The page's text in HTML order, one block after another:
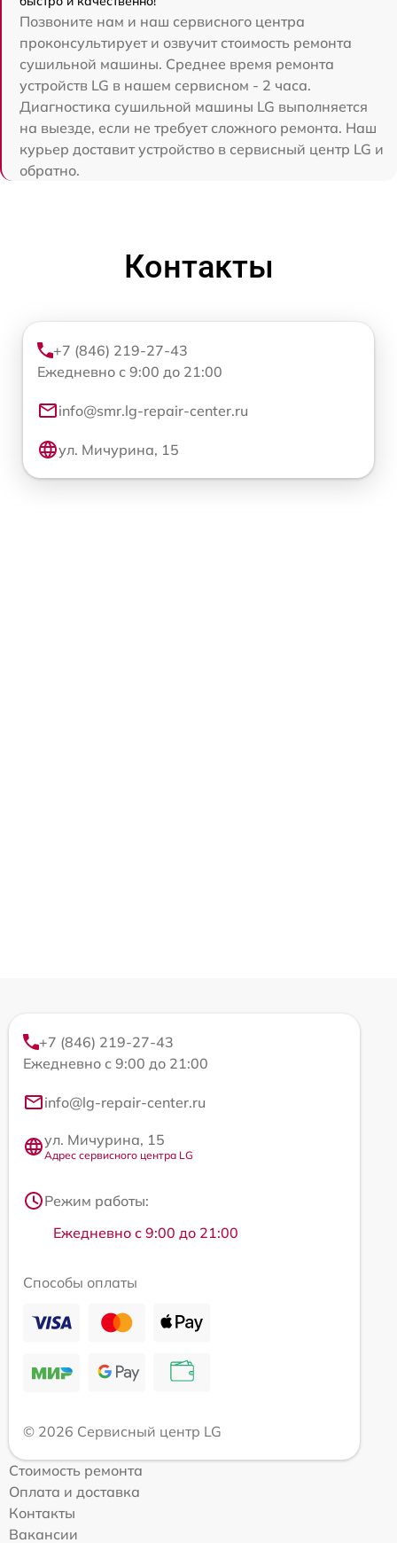
Позвоните нам и наш сервисного центра
проконсультирует и озвучит стоимость ремонта
сушильной машины. Среднее время ремонта
устройств LG в нашем сервисном - 2 часа.
Диагностика сушильной машины LG выполняется
на выезде, если не требует сложного ремонта. Наш
курьер доставит устройство в сервисный центр LG и
обратно.
Контакты
+7 (846) 219-27-43
Ежедневно с 9:00 до 21:00
info@smr.lg-repair-center.ru
ул. Мичурина, 15
+7 (846) 219-27-43
Ежедневно с 9:00 до 21:00
info@lg-repair-center.ru
ул. Мичурина, 15
Адрес сервисного центра LG
Режим работы:
Ежедневно с 9:00 до 21:00
Способы оплаты
© 2026 Сервисный центр LG
Стоимость ремонта
Оплата и доставка
Контакты
Вакансии